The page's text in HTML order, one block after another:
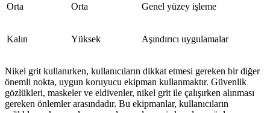
Orta Orta Genel yüzey işleme
Kalın Yüksek Aşındırıcı uygulamalar
Nikel grit kullanırken, kullanıcıların dikkat etmesi gereken bir diğer
önemli nokta, uygun koruyucu ekipman kullanmaktır. Güvenlik
gözlükleri, maskeler ve eldivenler, nikel grit ile çalışırken alınması
gereken önlemler arasındadır. Bu ekipmanlar, kullanıcıların